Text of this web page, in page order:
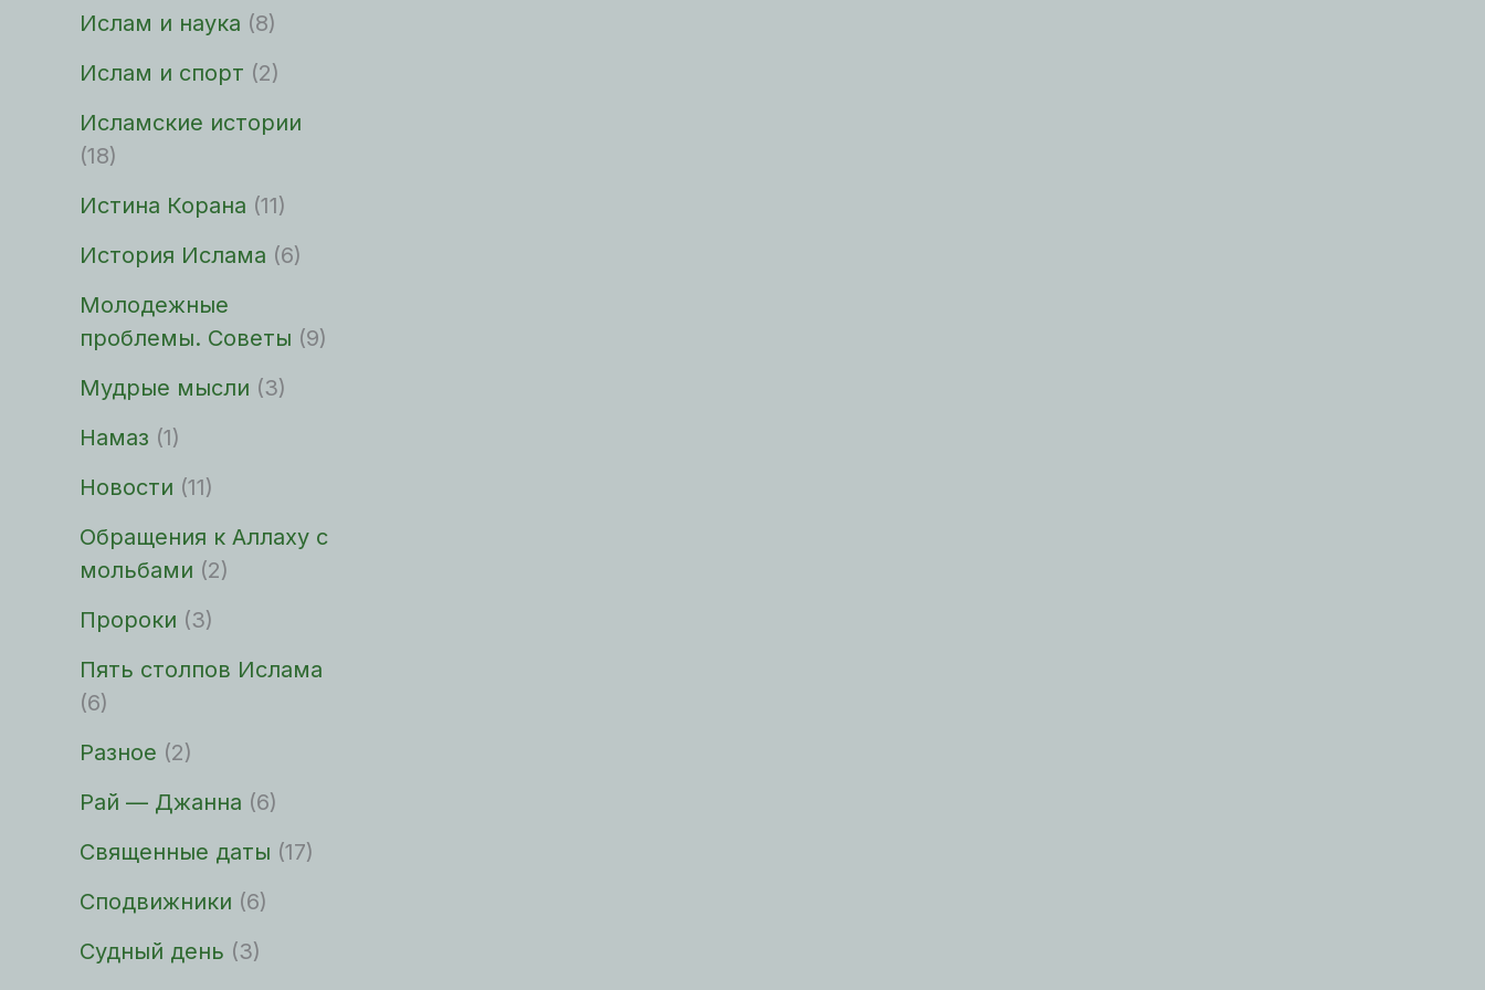
Ислам и наука (8)
Ислам и спорт (2)
Исламские истории
(18)
Истина Корана (11)
История Ислама (6)
Молодежные
проблемы. Советы (9)
Мудрые мысли (3)
Намаз (1)
Новости (11)
Обращения к Аллаху с
мольбами (2)
Пророки (3)
Пять столпов Ислама
(6)
Разное (2)
Рай — Джанна (6)
Священные даты (17)
Сподвижники (6)
Судный день (3)